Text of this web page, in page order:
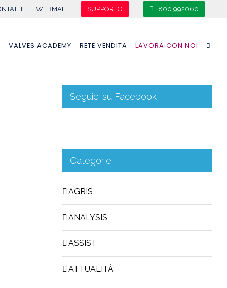
WEBMAIL SUPPORTO 800.992060
VALVES ACADEMY RETE VENDITA LAVORA CON NOI
Seguici su Facebook
Categorie
AGRIS
ANALYSIS
ASSIST
ATTUALITÀ